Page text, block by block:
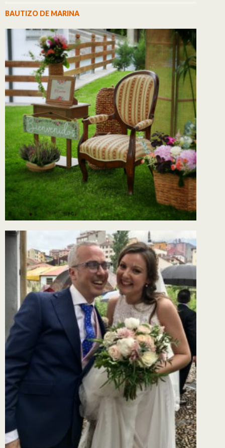
BAUTIZO DE MARINA